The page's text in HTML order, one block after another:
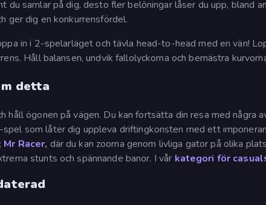
du samlar på dig, desto fler belöningar låser du upp, bland
ger dig en konkurrensfördel.
in i 2-spelarläget och tävla head-to-head med en vän!
Håll balansen, undvik fallolyckorna och bemästra
detta
håll ögonen på vägen. Du kan fortsätta din resa med några
som låter dig uppleva driftingkonsten med ett
Mr Racer, där du kan zooma genom livliga gator på olika
stunts och spännande banor. I vår kategori för